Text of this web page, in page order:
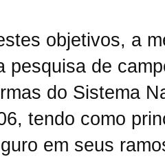
objetivos, a
pesquisa de
do Sistema
tendo como
em seus